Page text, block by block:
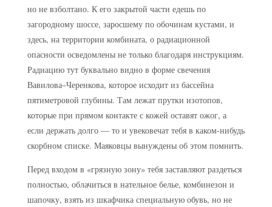
но не взболтано. К его закрытой части едешь по
загородному шоссе, заросшему по обочинам кустами, и
здесь, на территории комбината, о радиационной
опасности осведомлены не только благодаря инструкциям.
Радиацию тут буквально видно в форме свечения
Вавилова–Черенкова, которое исходит из бассейна
пятиметровой глубины. Там лежат прутки изотопов,
которые при прямом контакте с кожей оставят ожог, а
если держать долго — то и увековечат тебя в каком-нибудь
скорбном списке. Маяковцы вынуждены об этом помнить.
Перед входом в «грязную зону» тебя заставляют раздеться
полностью, облачиться в нательное белье, комбинезон и
шапочку, взять из шкафчика специальную обувь, но не